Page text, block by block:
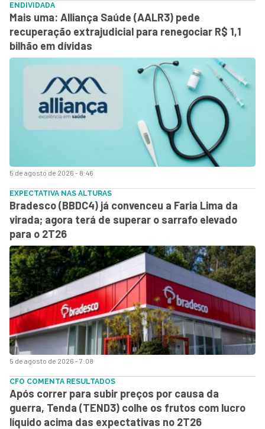
5 de agosto de 2026 - 8:46
ENDIVIDADA
Mais uma: Alliança Saúde (AALR3) pede
recuperação extrajudicial para renegociar R$ 1,1
bilhão em dívidas
5 de agosto de 2026 - 7:08
EXPECTATIVA NAS ALTURAS
Bradesco (BBDC4) já convenceu a Faria Lima da
virada; agora terá de superar o sarrafo elevado
para o 2T26
CFO COMENTA RESULTADOS
Após correr para subir preços por causa da
guerra, Tenda (TEND3) colhe os frutos com lucro
líquido acima das expectativas no 2T26